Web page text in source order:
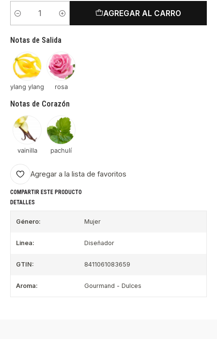
Cantidad
AGREGAR AL CARRO
Notas de Salida
ylang ylang rosa
Notas de Corazón
vainilla pachulí
Agregar a la lista de favoritos
COMPARTIR ESTE PRODUCTO
DETALLES
Género: Mujer
Linea: Diseñador
GTIN: 8411061083659
Aroma: Gourmand - Dulces